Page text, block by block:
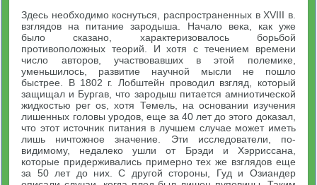
Здесь необходимо коснуться, распространенных в XVIII в.
взглядов на питание зародыша. Начало века, как уже
было сказано, характеризовалось борьбой
противоположных теорий. И хотя с течением времени
число авторов, участвовавших в этой полемике,
уменьшилось, развитие научной мысли не пошло
быстрее. В 1802 г. Лобштейн проводил взгляд, который
защищал и Бургав, что зародыш питается амниотической
жидкостью per os, хотя Темель, на основании изучения
лишенных головы уродов, еще за 40 лет до этого доказал,
что этот источник питания в лучшем случае может иметь
лишь ничтожное значение. Эти исследователи, по-
видимому, недалеко ушли от Брэди и Хэрриссана,
которые придерживались примерно тех же взглядов еще
за 50 лет до них. С другой стороны, Гуд и Озиандер